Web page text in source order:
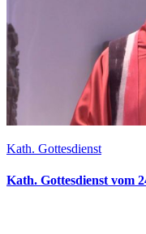
Kath. Gottesdienst
Kath. Gottesdienst vom